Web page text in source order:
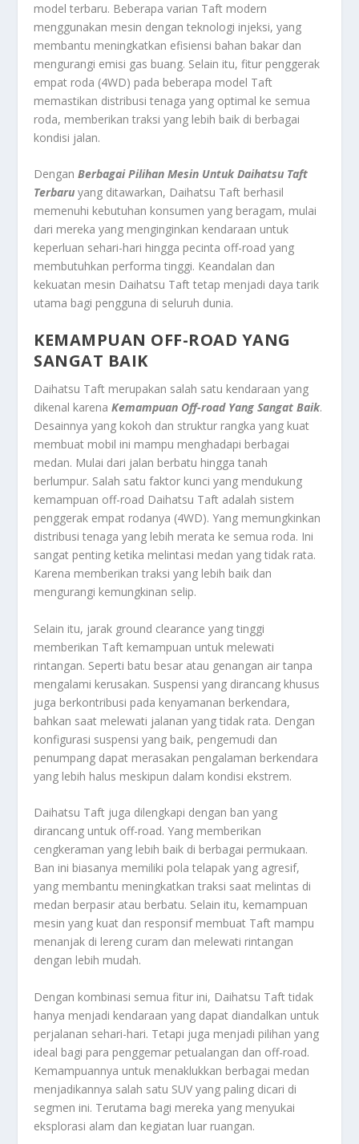
model terbaru. Beberapa varian Taft modern
menggunakan mesin dengan teknologi injeksi, yang
membantu meningkatkan efisiensi bahan bakar dan
mengurangi emisi gas buang. Selain itu, fitur penggerak
empat roda (4WD) pada beberapa model Taft
memastikan distribusi tenaga yang optimal ke semua
roda, memberikan traksi yang lebih baik di berbagai
kondisi jalan.
DenganBerbagai Pilihan Mesin Untuk Daihatsu Taft
Terbaru yang ditawarkan, Daihatsu Taft berhasil
memenuhi kebutuhan konsumen yang beragam, mulai
dari mereka yang menginginkan kendaraan untuk
keperluan sehari-hari hingga pecinta off-road yang
membutuhkan performa tinggi. Keandalan dan
kekuatan mesin Daihatsu Taft tetap menjadi daya tarik
utama bagi pengguna di seluruh dunia.
KEMAMPUAN OFF-ROAD YANG
SANGAT BAIK
Daihatsu Taft merupakan salah satu kendaraan yang
dikenal karenaKemampuan Off-road Yang Sangat Baik.
Desainnya yang kokoh dan struktur rangka yang kuat
membuat mobil ini mampu menghadapi berbagai
medan. Mulai dari jalan berbatu hingga tanah
berlumpur. Salah satu faktor kunci yang mendukung
kemampuan off-road Daihatsu Taft adalah sistem
penggerak empat rodanya (4WD). Yang memungkinkan
distribusi tenaga yang lebih merata ke semua roda. Ini
sangat penting ketika melintasi medan yang tidak rata.
Karena memberikan traksi yang lebih baik dan
mengurangi kemungkinan selip.
Selain itu, jarak ground clearance yang tinggi
memberikan Taft kemampuan untuk melewati
rintangan. Seperti batu besar atau genangan air tanpa
mengalami kerusakan. Suspensi yang dirancang khusus
juga berkontribusi pada kenyamanan berkendara,
bahkan saat melewati jalanan yang tidak rata. Dengan
konfigurasi suspensi yang baik, pengemudi dan
penumpang dapat merasakan pengalaman berkendara
yang lebih halus meskipun dalam kondisi ekstrem.
Daihatsu Taft juga dilengkapi dengan ban yang
dirancang untuk off-road. Yang memberikan
cengkeraman yang lebih baik di berbagai permukaan.
Ban ini biasanya memiliki pola telapak yang agresif,
yang membantu meningkatkan traksi saat melintas di
medan berpasir atau berbatu. Selain itu, kemampuan
mesin yang kuat dan responsif membuat Taft mampu
menanjak di lereng curam dan melewati rintangan
dengan lebih mudah.
Dengan kombinasi semua fitur ini, Daihatsu Taft tidak
hanya menjadi kendaraan yang dapat diandalkan untuk
perjalanan sehari-hari. Tetapi juga menjadi pilihan yang
ideal bagi para penggemar petualangan dan off-road.
Kemampuannya untuk menaklukkan berbagai medan
menjadikannya salah satu SUV yang paling dicari di
segmen ini. Terutama bagi mereka yang menyukai
eksplorasi alam dan kegiatan luar ruangan.